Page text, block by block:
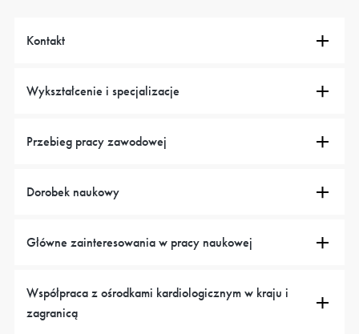
Kontakt
Wykształcenie i specjalizacje
Przebieg pracy zawodowej
Dorobek naukowy
Główne zainteresowania w pracy naukowej
Współpraca z ośrodkami kardiologicznym w kraju i
zagranicą